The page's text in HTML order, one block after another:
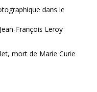
dans le
François Leroy
mort de Marie Curie